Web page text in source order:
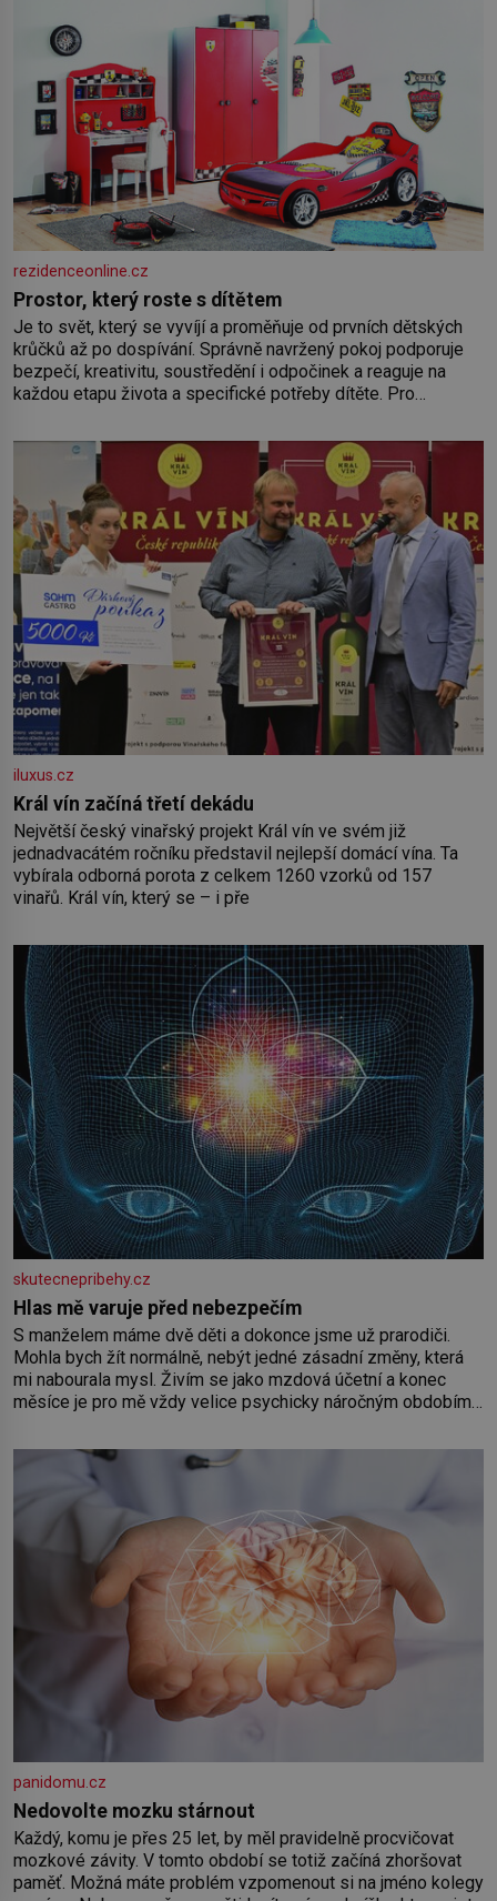
rezidenceonline.cz
Prostor, který roste s dítětem
Je to svět, který se vyvíjí a proměňuje od prvních dětských
krůčků až po dospívání. Správně navržený pokoj podporuje
bezpečí, kreativitu, soustředění i odpočinek a reaguje na
každou etapu života a specifické potřeby dítěte. Pro
by pokoj miminka měl působit především klidně a útulně.
Předškolní věk je
iluxus.cz
Král vín začíná třetí dekádu
Největší český vinařský projekt Král vín ve svém již
jednadvacátém ročníku představil nejlepší domácí vína. Ta
vybírala odborná porota z celkem 1260 vzorků od 157
vinařů. Král vín, který se – i pře
skutecnepribehy.cz
Hlas mě varuje před nebezpečím
S manželem máme dvě děti a dokonce jsme už prarodiči.
Mohla bych žít normálně, nebýt jedné zásadní změny, která
mi nabourala mysl. Živím se jako mzdová účetní a konec
měsíce je pro mě vždy velice psychicky náročným obdobím.
o pomoc, co se hlídání týče. Dalo by se
panidomu.cz
Nedovolte mozku stárnout
Každý, komu je přes 25 let, by měl pravidelně procvičovat
mozkové závity. V tomto období se totiž začíná zhoršovat
paměť. Možná máte problém vzpomenout si na jméno kolegy